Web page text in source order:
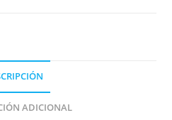
ADICIONAL